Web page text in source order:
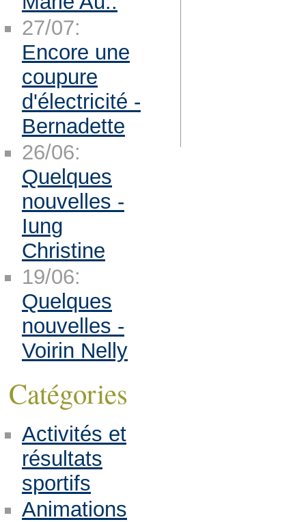
27/07:
Encore une
coupure
d'électricité -
Bernadette
26/06:
Quelques
nouvelles -
Iung
Christine
19/06:
Quelques
nouvelles -
Voirin Nelly
Catégories
Activités et
résultats
sportifs
Animations